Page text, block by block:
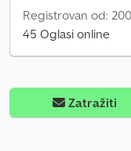
Registrovan od:
45 Oglasi online
Zatražiti